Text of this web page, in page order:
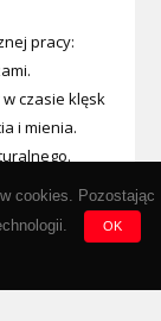
pracy:
czasie klęsk
i mienia.
kiedyś
Amen.
cookies. Pozostając
OK